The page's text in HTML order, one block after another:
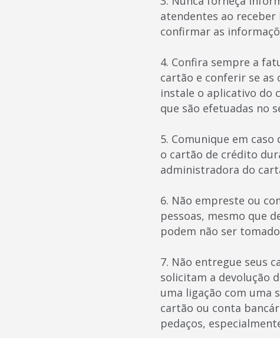
atendentes ao receber
confirmar as
4. Confira sempre a
cartão e conferir se as
instale o aplicativo do
que são efetuadas no
5. Comunique em
o cartão de crédito
administradora do
6. Não empreste ou
pessoas, mesmo que
podem não ser
7. Não entregue seus
solicitam a devolução
uma ligação com uma
cartão ou conta
pedaços,